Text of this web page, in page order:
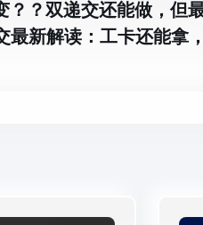
？？双递交还能做，但
最新解读：工卡还能拿